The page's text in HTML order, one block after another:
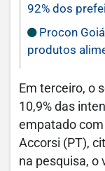
92% dos
Procon
produtos
Em terceiro, o
10,9% das
empatado
Accorsi (PT),
na pesquisa, o